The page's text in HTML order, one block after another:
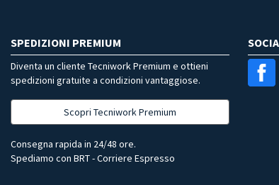
SPEDIZIONI PREMIUM
Diventa un cliente Tecniwork Premium e ottieni
spedizioni gratuite a condizioni vantaggiose.
Scopri Tecniwork Premium
Consegna rapida in 24/48 ore.
Spediamo con BRT - Corriere Espresso